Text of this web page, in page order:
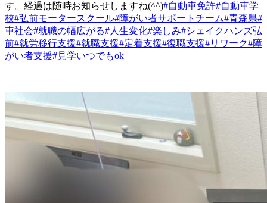
す。経過は随時お知らせしますね(^^)#自動車免許#自動車学
校#弘前モータースクール#障がい者サポートチーム#青森県#
車社会#就職の幅広がる#人生変化#楽しみ#シェイクハンズ弘
前#就労移行支援#就職支援#定着支援#復職支援#リワーク#障
がい者支援#見学いつでもok